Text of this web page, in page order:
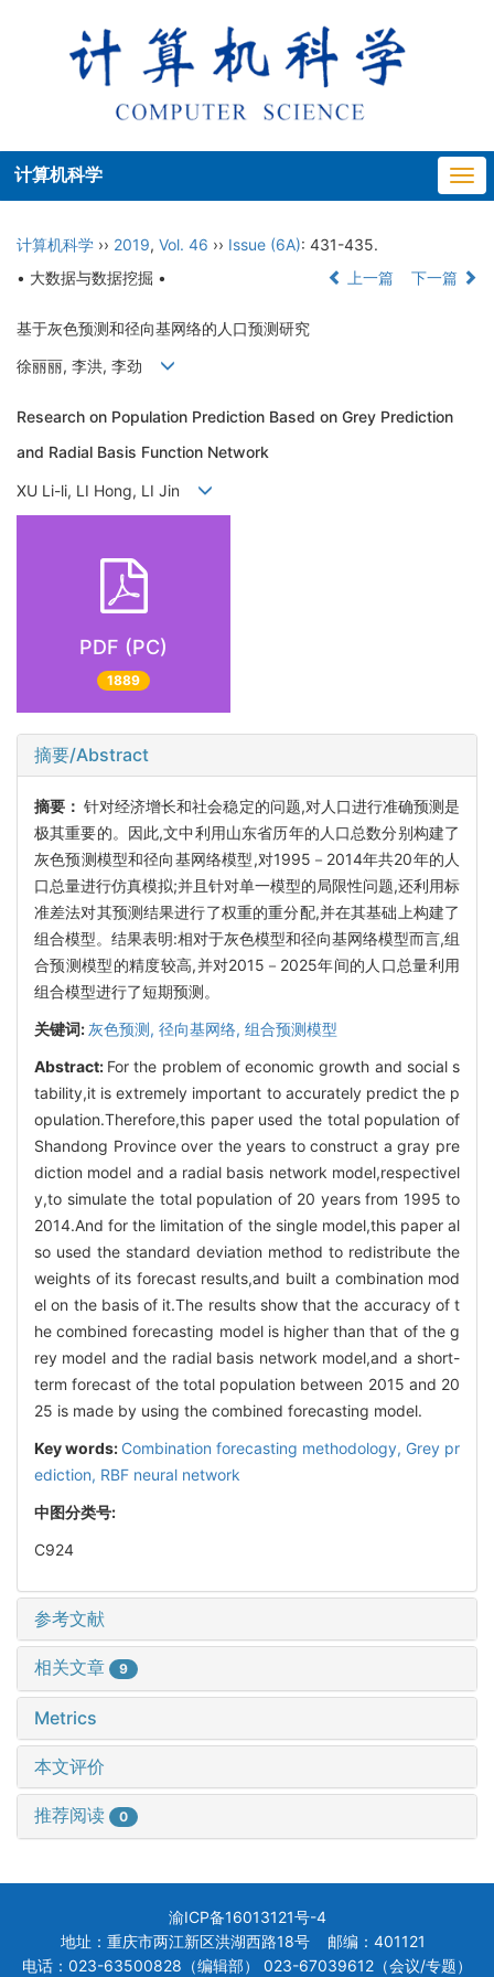
计算机科学
计算机科学 ›› 2019, Vol. 46 ›› Issue (6A): 431-435.
• 大数据与数据挖掘 •
上一篇 下一篇
基于灰色预测和径向基网络的人口预测研究
徐丽丽, 李洪, 李劲
Research on Population Prediction Based on Grey Prediction
and Radial Basis Function Network
XU Li-li, LI Hong, LI Jin
PDF (PC)
1889
摘要/Abstract
摘要：针对经济增长和社会稳定的问题,对人口进行准确预测是
极其重要的。因此,文中利用山东省历年的人口总数分别构建了
灰色预测模型和径向基网络模型,对1995－2014年共20年的人
口总量进行仿真模拟;并且针对单一模型的局限性问题,还利用标
准差法对其预测结果进行了权重的重分配,并在其基础上构建了
组合模型。结果表明:相对于灰色模型和径向基网络模型而言,组
合预测模型的精度较高,并对2015－2025年间的人口总量利用
组合模型进行了短期预测。
关键词: 灰色预测, 径向基网络, 组合预测模型
Abstract: For the problem of economic growth and social s
tability,it is extremely important to accurately predict the p
opulation.Therefore,this paper used the total population of
Shandong Province over the years to construct a gray pre
diction model and a radial basis network model,respectivel
y,to simulate the total population of 20 years from 1995 to
2014.And for the limitation of the single model,this paper al
so used the standard deviation method to redistribute the
weights of its forecast results,and built a combination mod
el on the basis of it.The results show that the accuracy of t
he combined forecasting model is higher than that of the g
rey model and the radial basis network model,and a short-
term forecast of the total population between 2015 and 20
25 is made by using the combined forecasting model.
Key words: Combination forecasting methodology, Grey pr
ediction, RBF neural network
中图分类号:
C924
参考文献
相关文章 9
Metrics
本文评价
推荐阅读 0
渝ICP备16013121号-4
地址：重庆市两江新区洪湖西路18号 邮编：401121
电话：023-63500828（编辑部） 023-67039612（会议/专题）